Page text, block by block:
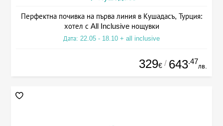
Перфектна почивка на първа линия в Кушадасъ, Турция:
хотел с All Inclusive нощувки
Дата: 22.05 - 18.10 + all inclusive
329€ / 643.47
лв.